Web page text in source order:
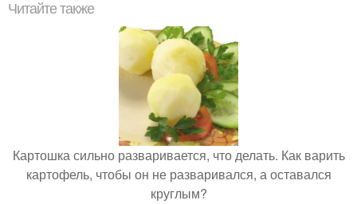
Читайте также
Картошка сильно разваривается, что делать. Как варить
картофель, чтобы он не разваривался, а оставался
круглым?